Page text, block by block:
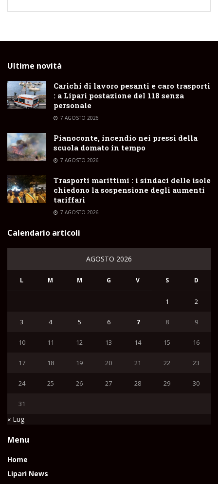
Ultime novità
Carichi di lavoro pesanti e caro trasporti
: a Lipari postazione del 118 senza
personale
7 AGOSTO 2026
Pianoconte, incendio nei pressi della
scuola domato in tempo
7 AGOSTO 2026
Trasporti marittimi : i sindaci delle isole
chiedono la sospensione degli aumenti
tariffari
7 AGOSTO 2026
Calendario articoli
AGOSTO 2026
L M M G V S D
1 2
3 4 5 6 7 8 9
10 11 12 13 14 15 16
17 18 19 20 21 22 23
24 25 26 27 28 29 30
31
« Lug
Menu
Home
Lipari News